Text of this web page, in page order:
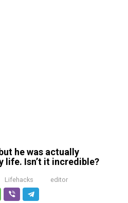
he was actually
life. Isn’t it incredible?
Lifehacks editor